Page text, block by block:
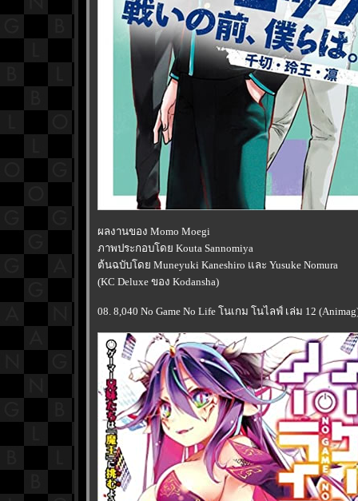
ผลงานของ Momo Moegi
ภาพประกอบโดย Kouta Sannomiya
ต้นฉบับโดย Muneyuki Kaneshiro และ Yusuke Nomura
(KC Deluxe ของ Kodansha)
08. 8,040 No Game No Life โนเกม โนไลฟ์ เล่ม 12